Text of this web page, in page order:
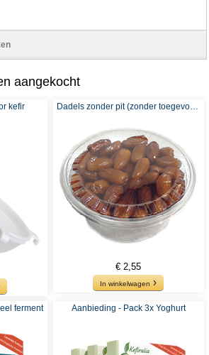
aangekocht
kefir
€ 2,55
In winkelwagen
ferment Aanbieding - Pack 3x Yoghurt